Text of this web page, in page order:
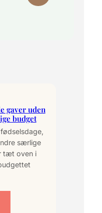
gaver uden
budget
særlige
tæt oven i